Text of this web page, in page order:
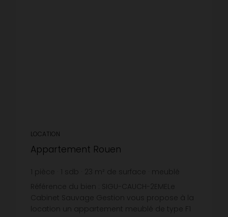
LOCATION
Appartement Rouen
1 pièce 1 sdb 23 m² de surface
meublé
18,57 €
prix / m²
Référence du bien : SIGU-CAUCH-2EMELe
Cabinet Sauvage Gestion vous propose à la
location un appartement meublé de type F1